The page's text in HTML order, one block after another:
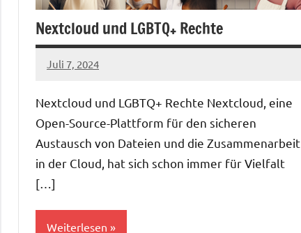
Nextcloud und LGBTQ+ Rechte
Juli 7, 2024
admin
Nextcloud und LGBTQ+ Rechte Nextcloud, eine
Open-Source-Plattform für den sicheren
Austausch von Dateien und die Zusammenarbeit
in der Cloud, hat sich schon immer für Vielfalt
[…]
Weiterlesen